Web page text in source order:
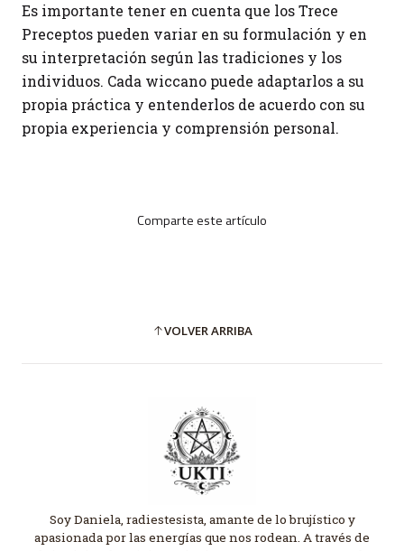
Es importante tener en cuenta que los Trece
Preceptos pueden variar en su formulación y en
su interpretación según las tradiciones y los
individuos. Cada wiccano puede adaptarlos a su
propia práctica y entenderlos de acuerdo con su
propia experiencia y comprensión personal.
Comparte este artículo
VOLVER ARRIBA
Soy Daniela, radiestesista, amante de lo brujístico y
apasionada por las energías que nos rodean. A través de